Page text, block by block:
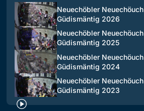
Neuechöbler Neuechöuch
Güdismäntig 2026
Neuechöbler Neuechöuch
Güdismäntig 2025
Neuechöbler Neuechöuch
Güdismäntig 2024
Neuechöbler Neuechöuch
Güdismäntig 2023